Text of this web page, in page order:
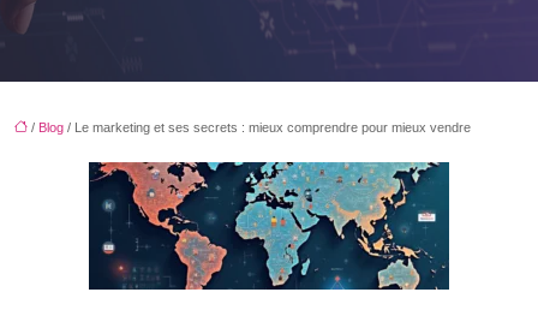
/ Blog / Le marketing et ses secrets : mieux comprendre pour mieux vendre